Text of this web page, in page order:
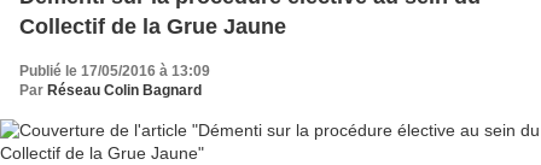
Collectif de la Grue Jaune
Publié le 17/05/2016 à 13:09
Par Réseau Colin Bagnard